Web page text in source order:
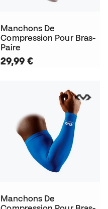
Manchons De
Compression Pour Bras-
Paire
29,99 €
Manchons De